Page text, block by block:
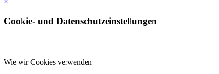
Cookie- und Datenschutzeinstellungen
Wie wir Cookies verwenden